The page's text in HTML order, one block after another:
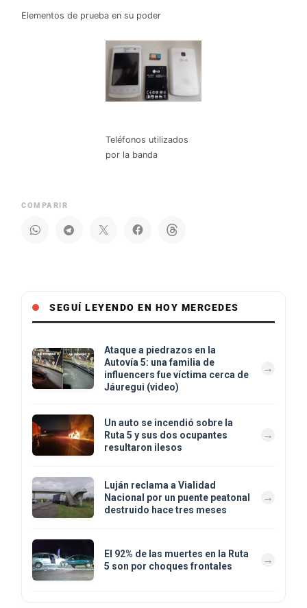
Elementos de prueba en su poder
Teléfonos utilizados
por la banda
COMPARIR
SEGUÍ LEYENDO EN HOY MERCEDES
Ataque a piedrazos en la
Autovía 5: una familia de
influencers fue víctima cerca de
Jáuregui (video)
Un auto se incendió sobre la
Ruta 5 y sus dos ocupantes
resultaron ilesos
Luján reclama a Vialidad
Nacional por un puente peatonal
destruido hace tres meses
El 92% de las muertes en la Ruta
5 son por choques frontales